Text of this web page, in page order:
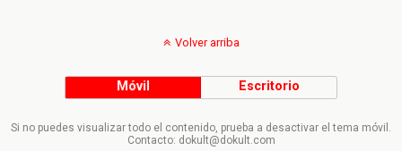
Volver arriba
Móvil Escritorio
Si no puedes visualizar todo el contenido, prueba a desactivar el tema móvil.
Contacto: dokult@dokult.com